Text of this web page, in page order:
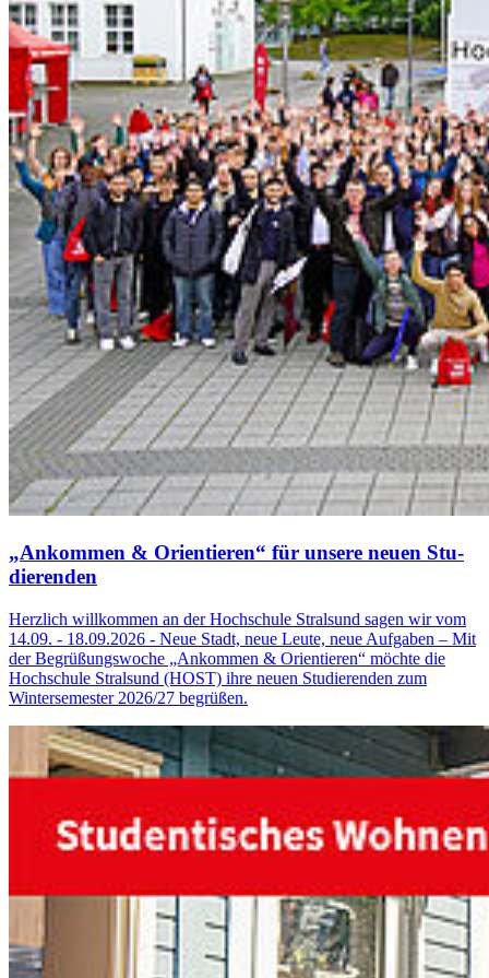
„An­kom­men & Ori­en­tie­ren“ für un­se­re neuen Stu­
die­ren­den
Herzlich willkommen an der Hochschule Stralsund sagen wir vom
14.09. - 18.09.2026 - Neue Stadt, neue Leute, neue Aufgaben – Mit
der Begrüßungswoche „Ankommen & Orientieren“ möchte die
Hochschule Stralsund (HOST) ihre neuen Studierenden zum
Wintersemester 2026/27 begrüßen.